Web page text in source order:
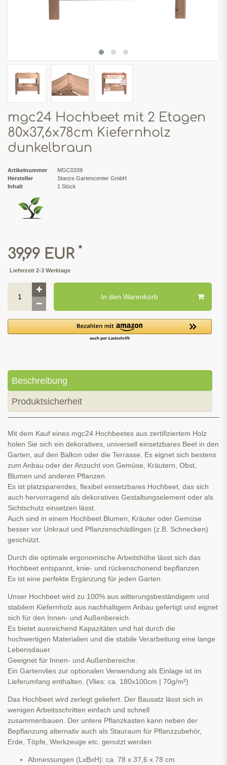
mgc24 Hochbeet mit 2 Etagen
80x37,6x78cm Kiefernholz
dunkelbraun
Artikelnummer
MGC0339
Hersteller
Stanze Gartencenter GmbH
Inhalt
1 Stück
39,99 EUR *
Lieferzeit 2-3 Werktage
In den Warenkorb
Beschreibung
Produktsicherheit
Mit dem Kauf eines mgc24 Hochbeetes aus zertifiziertem Holz
holen Sie sich ein dekoratives, universell einsetzbares Beet in den
Garten, auf den Balkon oder die Terrasse. Es eignet sich bestens
zum Anbau oder der Anzucht von Gemüse, Kräutern, Obst,
Blumen und anderen Pflanzen.
Es ist platzsparendes, flexibel einsetzbares Hochbeet, das sich
auch hervorragend als dekoratives Gestaltungselement oder als
Sichtschutz einsetzen lässt.
Auch sind in einem Hochbeet Blumen, Kräuter oder Gemüse
besser vor Unkraut und Pflanzenschädlingen (z.B. Schnecken)
geschützt.
Durch die optimale ergonomische Arbeitshöhe lässt sich das
Hochbeet entspannt, knie- und rückenschonend bepflanzen.
Es ist eine perfekte Ergänzung für jeden Garten.
Unser Hochbeet wird zu 100% aus witterungsbeständigem und
stabilem Kiefernholz aus nachhaltigem Anbau gefertigt und eignet
sich für den Innen- und Außenbereich.
Es bietet ausreichend Kapazitäten und hat durch die
hochwertigen Materialien und die stabile Verarbeitung eine lange
Lebensdauer.
Geeignet für Innen- und Außenbereiche.
Ein Gartenvlies zur optionalen Verwendung als Einlage ist im
Lieferumfang enthalten. (Vlies: ca. 180x100cm | 70g/m²)
Das Hochbeet wird zerlegt geliefert. Der Bausatz lässt sich in
wenigen Arbeitsschritten einfach und schnell
zusammenbauen. Der untere Pflanzkasten kann neben der
Bepflanzung alternativ auch als Stauraum für Pflanzzubehör,
Erde, Töpfe, Werkzeuge etc. genutzt werden.
Abmessungen (LxBxH): ca. 78 x 37,6 x 78 cm